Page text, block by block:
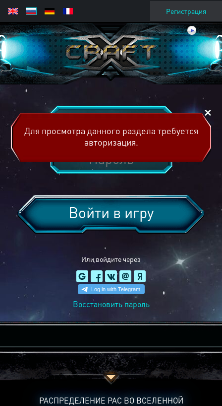
Регистрация
Или войдите через
Войти в игру
Восстановить пароль
Для просмотра данного раздела требуется
авторизация.
РАСПРЕДЕЛЕНИЕ РАС ВО ВСЕЛЕННОЙ